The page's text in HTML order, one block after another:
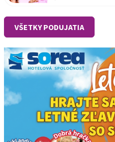
VŠETKY PODUJATIA